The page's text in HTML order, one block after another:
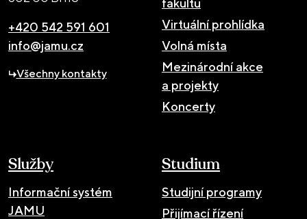
+420 542 591 601
info@jamu.cz
Všechny kontakty
fakultu
Virtuální prohlídka
Volná místa
Mezinárodní akce
a projekty
Koncerty
Služby
Informační systém
JAMU
Studium
Studijní programy
Přijímací řízení